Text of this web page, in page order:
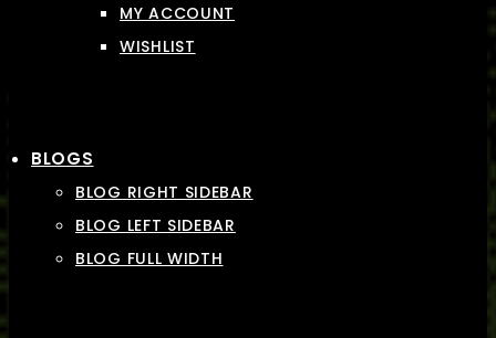
MY ACCOUNT
WISHLIST
BLOGS
BLOG RIGHT SIDEBAR
BLOG LEFT SIDEBAR
BLOG FULL WIDTH